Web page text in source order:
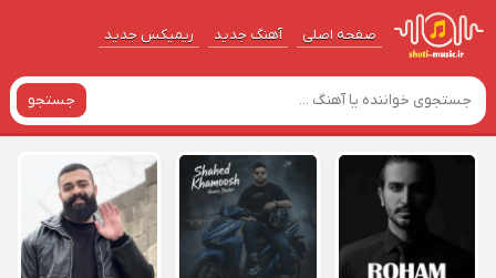
صفحه اصلی آهنگ‌ جدید ریمیکس جدید
جستجو